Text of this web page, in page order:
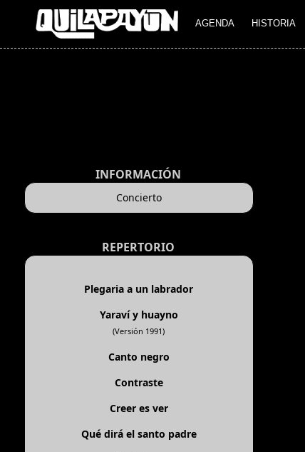
AGENDA HISTORIA
INFORMACIÓN
Concierto
REPERTORIO
Plegaria a un labrador
Yaraví y huayno
(Versión 1991)
Canto negro
Contraste
Creer es ver
Qué dirá el santo padre